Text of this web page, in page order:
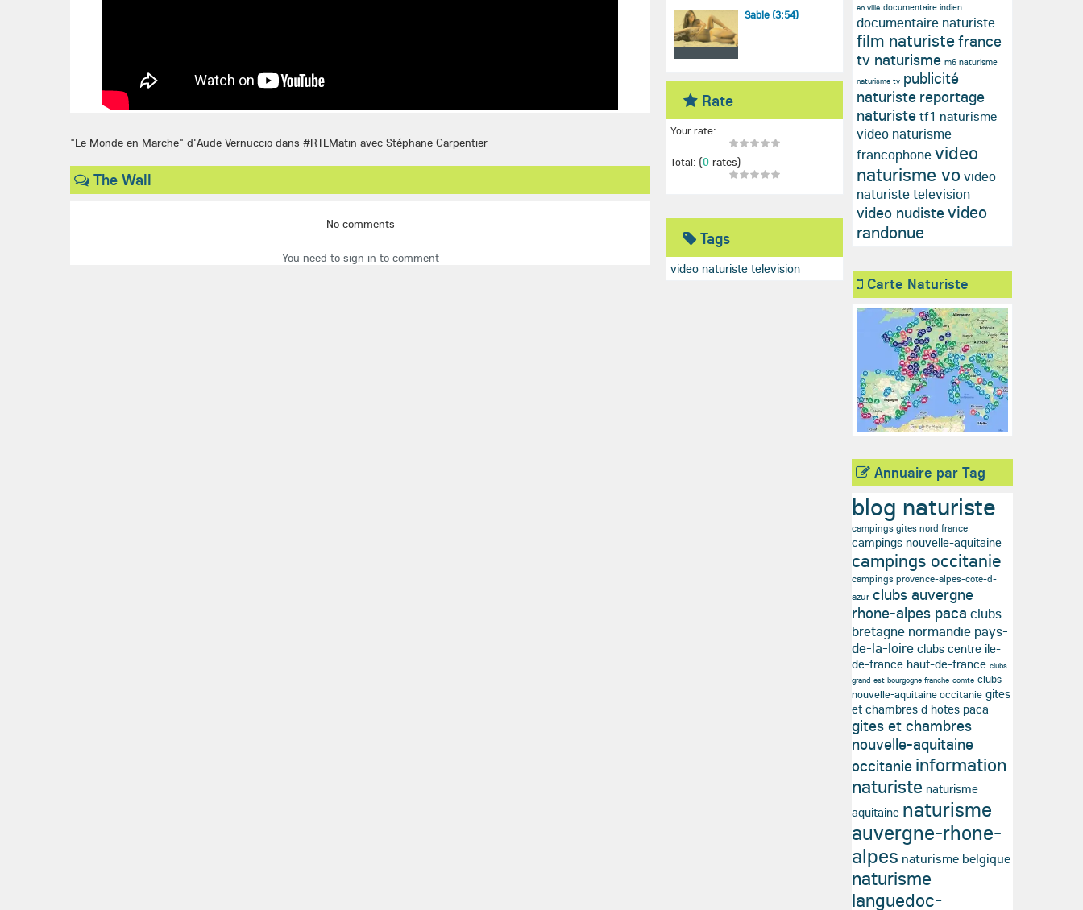
"Le Monde en Marche" d'Aude Vernuccio dans #RTLMatin avec Stéphane Carpentier
The Wall
No comments
You need to sign in to comment
Sable (3:54)
Rate
Your rate:
Total: (0 rates)
Tags
video naturiste television
en ville documentaire indien
documentaire naturiste
film naturistefrance
tv naturisme m6 naturisme
naturisme tv publicité
naturiste reportage
naturiste tf1 naturisme
video naturisme
francophone video
naturisme vo video
naturiste television
video nudistevideo
randonue
Carte Naturiste
Annuaire par Tag
blog naturiste
campings gites nord france
campings nouvelle-aquitaine
campings occitanie
campings provence-alpes-cote-d-
azur clubs auvergne
rhone-alpes paca clubs
bretagne normandie pays-
de-la-loire clubs centre ile-
de-france haut-de-france clubs
grand-est bourgogne franche-comte clubs
nouvelle-aquitaine occitanie gites
et chambres d hotes paca
gites et chambres
nouvelle-aquitaine
occitanie information
naturiste naturisme
aquitaine naturisme
auvergne-rhone-
alpes naturisme belgique
naturisme
languedoc-